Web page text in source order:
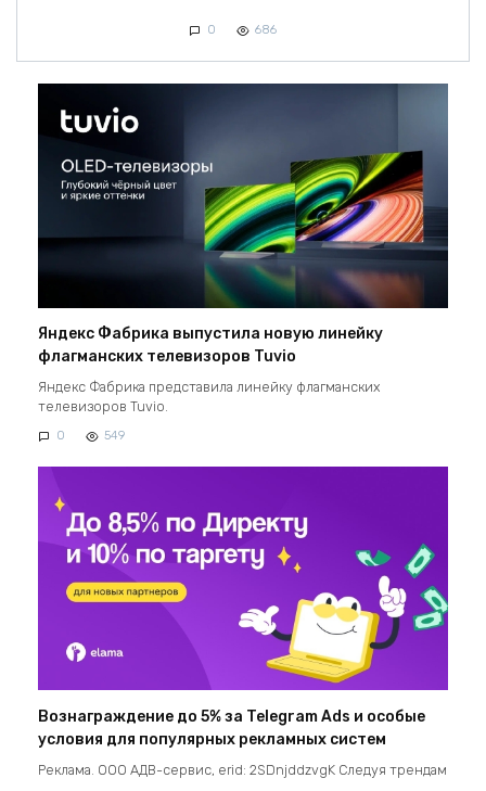
0 686
Яндекс Фабрика выпустила новую линейку
флагманских телевизоров Tuvio
Яндекс Фабрика представила линейку флагманских
телевизоров Tuvio.
0 549
Вознаграждение до 5% за Telegram Ads и особые
условия для популярных рекламных систем
Реклама. ООО АДВ-сервис, erid: 2SDnjddzvgK Следуя трендам